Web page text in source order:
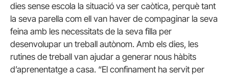
dies sense escola la situació va ser caòtica, perquè tant
la seva parella com ell van haver de compaginar la seva
feina amb les necessitats de la seva filla per
desenvolupar un treball autònom. Amb els dies, les
rutines de treball van ajudar a generar nous hàbits
d’aprenentatge a casa. “El confinament ha servit per